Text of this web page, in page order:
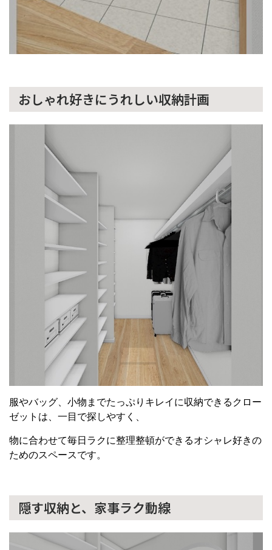
おしゃれ好きにうれしい収納計画
服やバッグ、小物までたっぷりキレイに収納できるクロー
ゼットは、一目で探しやすく、
物に合わせて毎日ラクに整理整頓ができるオシャレ好きの
ためのスペースです。
隠す収納と、家事ラク動線